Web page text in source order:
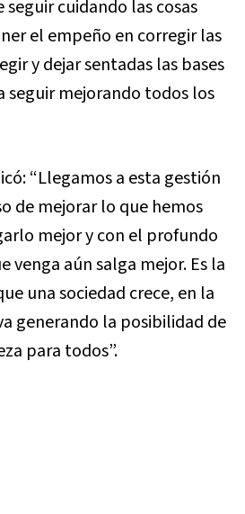
seguir cuidando las cosas
el empeño en corregir las
y dejar sentadas las bases
seguir mejorando todos los
“Llegamos a esta gestión
de mejorar lo que hemos
mejor y con el profundo
venga aún salga mejor. Es la
una sociedad crece, en la
generando la posibilidad de
para todos”.